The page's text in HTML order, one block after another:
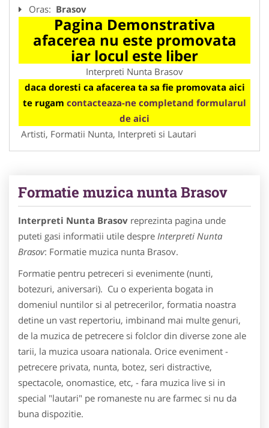
Oras: Brasov
Pagina Demonstrativa
afacerea nu este promovata
iar locul este liber
Interpreti Nunta Brasov
daca doresti ca afacerea ta sa fie promovata aici
te rugam contacteaza-ne completand formularul
de aici
Artisti, Formatii Nunta, Interpreti si Lautari
Formatie muzica nunta Brasov
Interpreti Nunta Brasov reprezinta pagina unde
puteti gasi informatii utile despre Interpreti Nunta
Brasov: Formatie muzica nunta Brasov.
Formatie pentru petreceri si evenimente (nunti,
botezuri, aniversari). Cu o experienta bogata in
domeniul nuntilor si al petrecerilor, formatia noastra
detine un vast repertoriu, imbinand mai multe genuri,
de la muzica de petrecere si folclor din diverse zone ale
tarii, la muzica usoara nationala. Orice eveniment -
petrecere privata, nunta, botez, seri distractive,
spectacole, onomastice, etc, - fara muzica live si in
special "lautari" pe romaneste nu are farmec si nu da
buna dispozitie.